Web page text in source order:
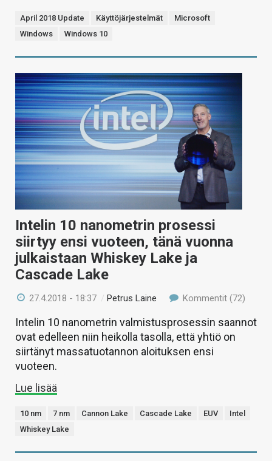
April 2018 Update Käyttöjärjestelmät
Microsoft
Windows
Windows 10
Intelin 10 nanometrin prosessi
siirtyy ensi vuoteen, tänä vuonna
julkaistaan Whiskey Lake ja
Cascade Lake
27.4.2018 - 18:37 /Petrus Laine Kommentit (72)
Intelin 10 nanometrin valmistusprosessin saannot
ovat edelleen niin heikolla tasolla, että yhtiö on
siirtänyt massatuotannon aloituksen ensi
vuoteen.
Lue lisää
10 nm 7 nm Cannon Lake Cascade Lake EUV
Intel
Whiskey Lake